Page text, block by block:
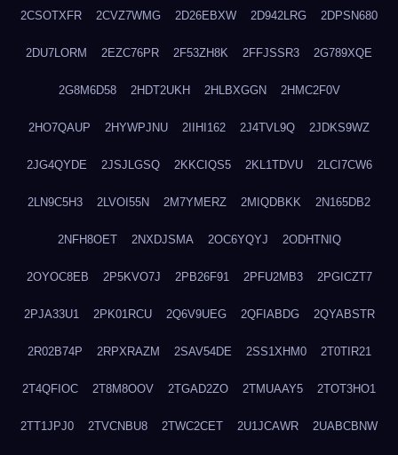
2CSOTXFR 2CVZ7WMG 2D26EBXW 2D942LRG 2DPSN680
2DU7LORM 2EZC76PR 2F53ZH8K 2FFJSSR3 2G789XQE
2G8M6D58 2HDT2UKH 2HLBXGGN 2HMC2F0V
2HO7QAUP 2HYWPJNU 2IIHI162 2J4TVL9Q 2JDKS9WZ
2JG4QYDE 2JSJLGSQ 2KKCIQS5 2KL1TDVU 2LCI7CW6
2LN9C5H3 2LVOI55N 2M7YMERZ 2MIQDBKK 2N165DB2
2NFH8OET 2NXDJSMA 2OC6YQYJ 2ODHTNIQ
2OYOC8EB 2P5KVO7J 2PB26F91 2PFU2MB3 2PGICZT7
2PJA33U1 2PK01RCU 2Q6V9UEG 2QFIABDG 2QYABSTR
2R02B74P 2RPXRAZM 2SAV54DE 2SS1XHM0 2T0TIR21
2T4QFIOC 2T8M8OOV 2TGAD2ZO 2TMUAAY5 2TOT3HO1
2TT1JPJ0 2TVCNBU8 2TWC2CET 2U1JCAWR 2UABCBNW